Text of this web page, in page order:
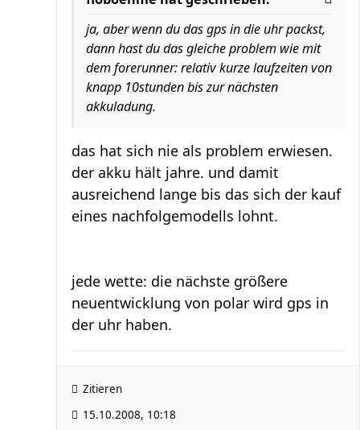
ja, aber wenn du das gps in die uhr packst,
dann hast du das gleiche problem wie mit
dem forerunner: relativ kurze laufzeiten von
knapp 10stunden bis zur nächsten
akkuladung.
das hat sich nie als problem erwiesen.
der akku hält jahre. und damit
ausreichend lange bis das sich der kauf
eines nachfolgemodells lohnt.
jede wette: die nächste größere
neuentwicklung von polar wird gps in
der uhr haben.
Zitieren
15.10.2008, 10:18